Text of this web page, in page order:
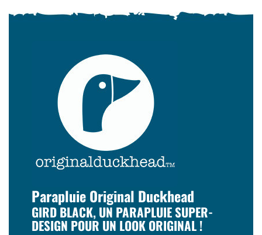
Parapluie Original Duckhead
GIRD BLACK, UN PARAPLUIE SUPER-
DESIGN POUR UN LOOK ORIGINAL !